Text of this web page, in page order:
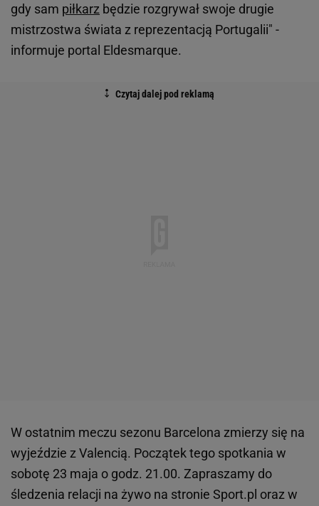
gdy sam piłkarz będzie rozgrywał swoje drugie
mistrzostwa świata z reprezentacją Portugalii" -
informuje portal Eldesmarque.
W ostatnim meczu sezonu Barcelona zmierzy się na
wyjeździe z Valencią. Początek tego spotkania w
sobotę 23 maja o godz. 21.00. Zapraszamy do
śledzenia relacji na żywo na stronie Sport.pl oraz w